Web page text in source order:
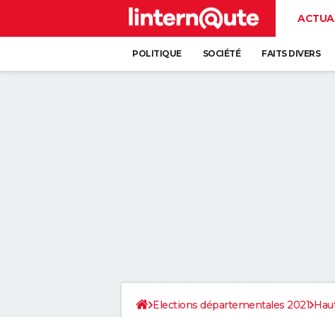
POLITIQUE SOCIÉTÉ FAITS DIVERS
Elections départementales 2021